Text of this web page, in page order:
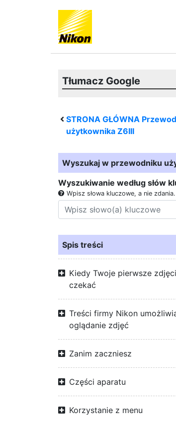
Tłumacz Google
STRONA GŁÓWNA
użytkownika Z6III
Wyszukaj w przewodniku
Wyszukiwanie według słów
Wpisz słowa kluczowe, a nie zdania.
Spis treści
Kiedy Twoje pierwsze
czekać
Treści firmy Nikon
oglądanie zdjęć
Zanim zaczniesz
Części aparatu
Korzystanie z menu